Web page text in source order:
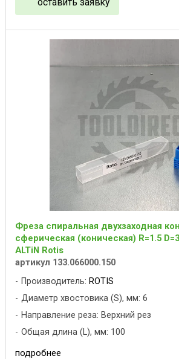
Фреза спиральная двухзаходная
сферическая (коническая) R=1.5
ALTiN Rotis
артикул 133.066000.150
Производитель: ROTIS
Диаметр хвостовика (S), мм: 6
Направление реза: Верхний рез
Общая длина (L), мм: 100
подробнее